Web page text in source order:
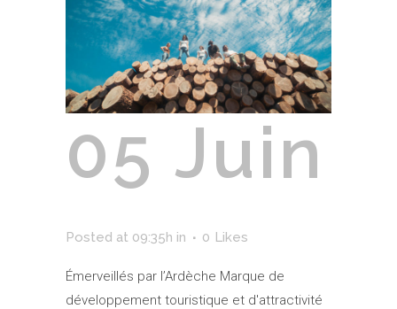
05 Juin
Posted at 09:35h in 0 Likes
Émerveillés par l’Ardèche Marque de
développement touristique et d'attractivité